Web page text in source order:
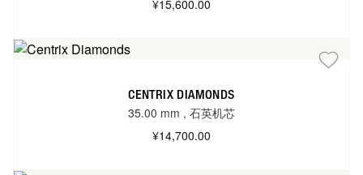
¥15,600.00
CENTRIX DIAMONDS
35.00 mm , 石英机芯
¥14,700.00